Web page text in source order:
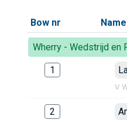
Bow nr Name
Wherry - Wedstrijd en
1
V
2